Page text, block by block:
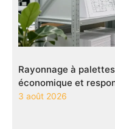
Rayonnage à
économique et
3 août 2026